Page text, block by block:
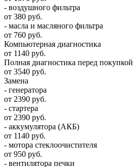
- воздушного фильтра
от 380 руб.
- масла и масляного фильтра
от 760 руб.
Компьютерная диагностика
от 1140 руб.
Полная диагностика перед покупкой
от 3540 руб.
Замена
- генератора
от 2390 руб.
- стартера
от 2390 руб.
- аккумулятора (АКБ)
от 1140 руб.
- мотора стеклоочистителя
от 950 руб.
- вентилятора печки